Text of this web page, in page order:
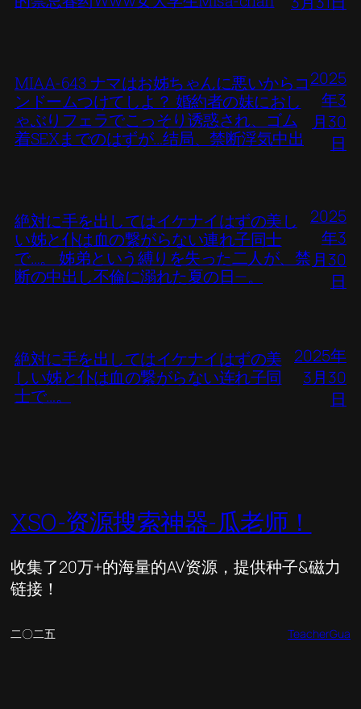
MIAA-643 ナマはお姊ちゃんに悪いからコ
ンドームつけてしよ？ 婚約者の妹におし
ゃぶりフェラでこっそり诱惑され、ゴム
着SEXまでのはずが…结局、禁断浮気中出
2025
年3
月30
日
絶対に手を出してはイケナイはずの美し
い姊と仆は血の繋がらない連れ子同士
で…。 姊弟という縛りを失った二人が、禁
断の中出し不倫に溺れた夏の日―。
2025
年3
月30
日
絶対に手を出してはイケナイはずの美
しい姊と仆は血の繋がらない连れ子同
士で…。
2025年
3月30
日
XSO-资源搜索神器-瓜老师！
收集了20万+的海量的AV资源，提供种子&磁力
链接！
二〇二五 TeacherGua